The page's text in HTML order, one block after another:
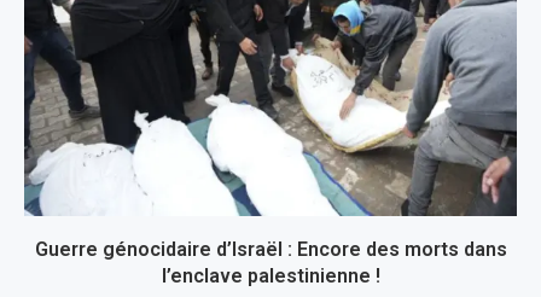
Guerre génocidaire d’Israël : Encore des morts dans
l’enclave palestinienne !